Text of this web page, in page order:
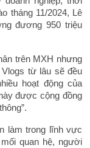
tháng 11/2024, Lê
đương 950 triệu
trên MXH nhưng
từ lâu sẽ đều
hoạt động của
được cộng đồng
làm trong lĩnh vực
quan hệ, người